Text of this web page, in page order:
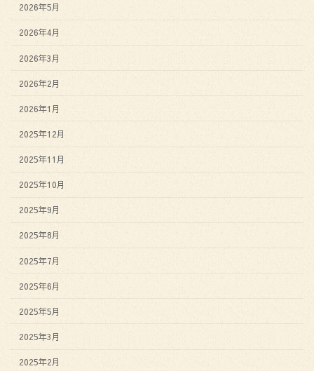
2026年5月
2026年4月
2026年3月
2026年2月
2026年1月
2025年12月
2025年11月
2025年10月
2025年9月
2025年8月
2025年7月
2025年6月
2025年5月
2025年3月
2025年2月